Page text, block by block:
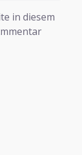
in diesem